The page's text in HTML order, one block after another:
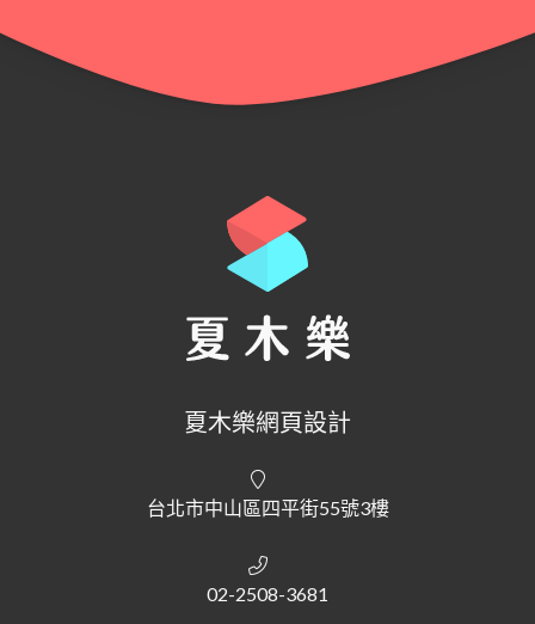
夏木樂網頁設計
台北市中山區四平街55號3樓
02-2508-3681